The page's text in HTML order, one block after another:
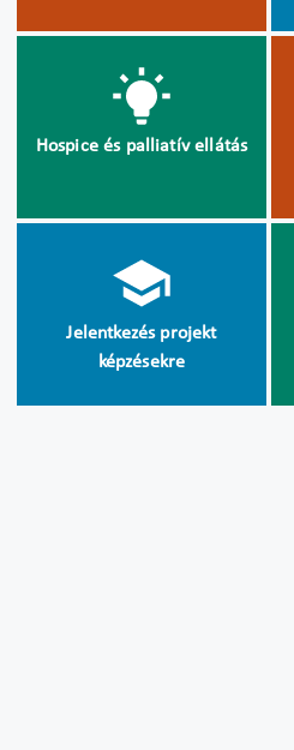
Hospice és palliatív ellátás
Jelentkezés projekt
képzésekre